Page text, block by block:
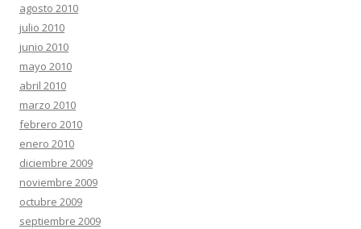
agosto 2010
julio 2010
junio 2010
mayo 2010
abril 2010
marzo 2010
febrero 2010
enero 2010
diciembre 2009
noviembre 2009
octubre 2009
septiembre 2009